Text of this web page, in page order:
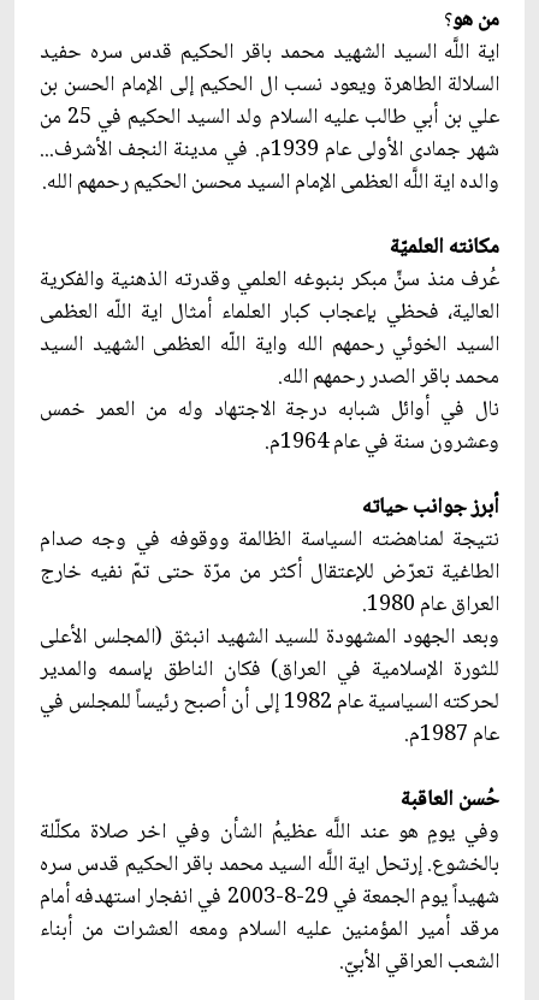
من هو؟
اية اللَّه السيد الشهيد محمد باقر الحكيم قدس سره حفيد
السلالة الطاهرة ويعود نسب ال الحكيم إلى الإمام الحسن بن
علي بن أبي طالب عليه السلام ولد السيد الحكيم في 25 من
شهر جمادى الأولى عام 1939م. في مدينة النجف الأشرف...
والده اية اللَّه العظمى الإمام السيد محسن الحكيم رحمهم الله.
مكانته العلميّة
عُرف منذ سنّ‏ٍ مبكر بنبوغه العلمي وقدرته الذهنية والفكرية
العالية، فحظي بإعجاب كبار العلماء أمثال اية اللّه العظمى
السيد الخوئي رحمهم الله واية اللّه العظمى الشهيد السيد
محمد باقر الصدر رحمهم الله.
نال في أوائل شبابه درجة الاجتهاد وله من العمر خمس
وعشرون سنة في عام 1964م.
أبرز جوانب حياته
نتيجة لمناهضته السياسة الظالمة ووقوفه في وجه صدام
الطاغية تعرّض للإعتقال أكثر من مرّة حتى تمّ نفيه خارج
العراق عام 1980.
وبعد الجهود المشهودة للسيد الشهيد انبثق (المجلس الأعلى
للثورة الإسلامية في العراق) فكان الناطق بإسمه والمدير
لحركته السياسية عام 1982 إلى أن أصبح رئيساً للمجلس في
عام 1987م.
حُسن العاقبة
وفي يومٍ هو عند اللَّه عظيمُ الشأن وفي اخر صلاة مكلّلة
بالخشوع. إرتحل اية اللَّه السيد محمد باقر الحكيم قدس سره
شهيداً يوم الجمعة في 29-8-2003 في انفجار استهدفه أمام
مرقد أمير المؤمنين عليه السلام ومعه العشرات من أبناء
الشعب العراقي الأبيّ.